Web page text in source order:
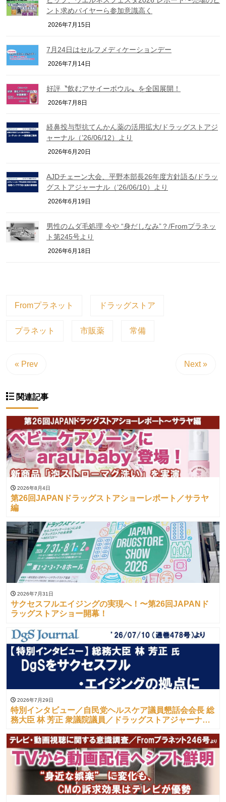
ント求めバイヤーら参加意識高く
2026年7月15日
7月24日はセルフメディケーションデー
2026年7月14日
好評〝飲むアサイーボウル〟を全国展開！
2026年7月8日
経鼻投与型抗てんかん薬の活用拡大/ドラッグストアジ
ャーナル（’26/06/12）より
2026年6月20日
AJDチェーン大会、平野本部長26年度方針語る/ドラッ
グストアジャーナル（’26/06/10）より
2026年6月19日
男性のムダ毛処理 今や “身だしなみ”？/Fromプラネッ
ト第245号より
2026年6月18日
Fromプラネット ドラッグストア
プラネット 市販薬 常備
« Prev Next »
関連記事
2026年8月4日
第26回JAPANドラッグストアショーレポート／サラヤ
編
2026年7月31日
サクセスフルエイジングの実現へ！〜第26回JAPANド
ラッグストアショー開幕！
2026年7月29日
特別インタビュー／自民党ヘルスケア議員懇話会会長 総
務大臣 林 芳正 衆議院議員／ドラッグストアジャーナル